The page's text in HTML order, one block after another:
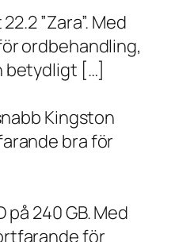
”Zara”. Med
ordbehandling,
betydligt […]
Kingston
bra för
240 GB. Med
för